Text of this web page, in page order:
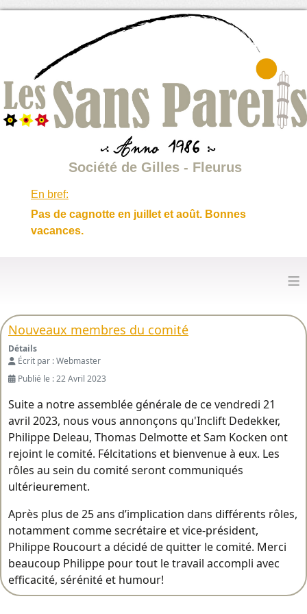
Société de Gilles - Fleurus
En bref:
Pas de cagnotte en juillet et août. Bonnes
vacances.
≡
Nouveaux membres du comité
Détails
Écrit par :Webmaster
Publié le : 22 Avril 2023
Suite a notre assemblée générale de ce vendredi 21
avril 2023, nous vous annonçons qu'Inclift Dedekker,
Philippe Deleau, Thomas Delmotte et Sam Kocken ont
rejoint le comité. Félcitations et bienvenue à eux. Les
rôles au sein du comité seront communiqués
ultérieurement.
Après plus de 25 ans d’implication dans différents rôles,
notamment comme secrétaire et vice-président,
Philippe Roucourt a décidé de quitter le comité. Merci
beaucoup Philippe pour tout le travail accompli avec
efficacité, sérénité et humour!